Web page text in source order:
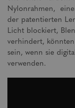
Nylonrahmen,
der patentierten
Licht blockiert,
verhindert,
sein, wenn sie
verwenden.